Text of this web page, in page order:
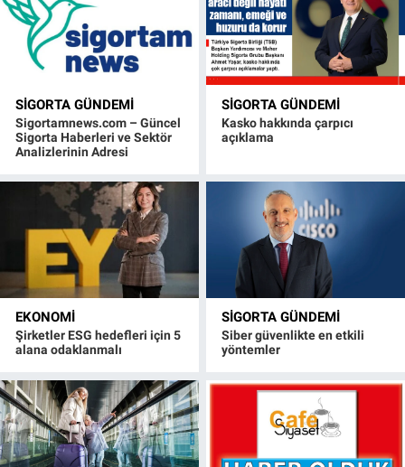
SIGORTA GÜNDEMI
Sigortamnews.com – Güncel
Sigorta Haberleri ve Sektör
Analizlerinin Adresi
SIGORTA GÜNDEMI
Kasko hakkında çarpıcı
açıklama
EKONOMI
Şirketler ESG hedefleri için 5
alana odaklanmalı
SIGORTA GÜNDEMI
Siber güvenlikte en etkili
yöntemler